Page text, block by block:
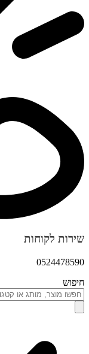
שירות לקוחות
0524478590
חיפוש